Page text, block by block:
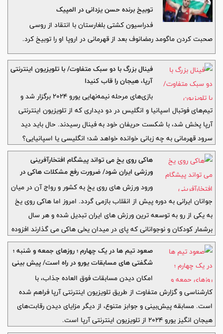
توبیخ برنده حسن یزدانی در المپیک
فدراسیون کشتی بلغارستان با انتقاد از روسی
صحبت کردن ماگومد رمضانوف بعد از قهرمانی در اروپا او را توبیخ کرد.
فینال بزرگ با دو سبک متفاوت/ با تلویزیون اینترنتی
آرپا، هیجان را قاب کنیدا
بازی‌های مرحله نیمه‌نهایی یورو ۲۰۲۴ برگزار شد و
تیم‌های فوتبال اسپانیا و انگلیس در دو دیداری که از تلویزیون اینترنتی
آرپا پخش شد، با شکست حریفان خود به فینال رسیدند. حال باید دید
سرود قهرمانی به چه زبانی خوانده خواهد شد؛ انگلیسی یا اسپانیایی؟
هاکی روی یخ می تواند پیشگام افتخارآفرینی
ورزشی ایران شود/ ضرورت رفع مشکلات هاکی در
کشور
ورود ورزش های روی یخ به کشور و رواج آن در میان
جوانان ایرانی به دوره پیش از انقلاب بازمی گردد. امروز اما هاکی روی یخ
به یکی از رو به توسعه ترین ورزش های ایران تبدیل شده و هر سال
برشمار کودکان و نوجوانانی که پای در میدان یخی هاکی می گذارند افزوده
می شود.
صعود تیم ها در یک‌ چهارم‌ ؛ روزهای جمعه و شنبه ؛
شگفتی های مسابقات یورو در راه است/ پیش بینی
های پر هیجان با آرپا
امکان دیدن مسابقات فوق العاده جذاب، با
کارشناسی و گزارش متفاوت از طریق تلویزیون اینترنتی آرپا فراهم شده
است. مسابقه پیش‌بینی و جوابز متنوع، از دیگر مزایای دیدن رقابت‌های
هیجان انگیز یورو ۲۰۲۴ از تلویزیون اینترنتی آرپا است.